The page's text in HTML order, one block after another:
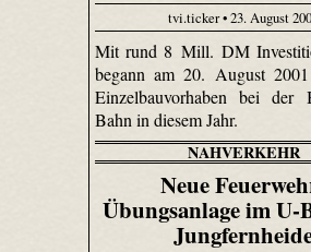
tvi.ticker • 23. August
Mit rund 8 Mill. DM
begann am 20. August
Einzelbauvorhaben bei der
Bahn in diesem Jahr.
NAHVERKEHR
Neue
Übungsanlage im U-